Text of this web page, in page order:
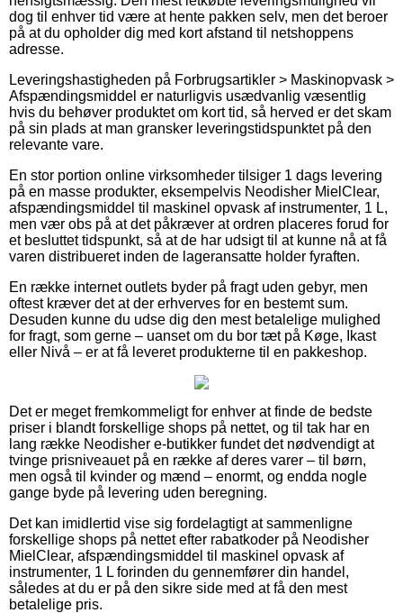
dog til enhver tid være at hente pakken selv, men det beroer
på at du opholder dig med kort afstand til netshoppens
adresse.
Leveringshastigheden på Forbrugsartikler > Maskinopvask >
Afspændingsmiddel er naturligvis usædvanlig væsentlig
hvis du behøver produktet om kort tid, så herved er det skam
på sin plads at man gransker leveringstidspunktet på den
relevante vare.
En stor portion online virksomheder tilsiger 1 dags levering
på en masse produkter, eksempelvis Neodisher MielClear,
afspændingsmiddel til maskinel opvask af instrumenter, 1 L,
men vær obs på at det påkræver at ordren placeres forud for
et besluttet tidspunkt, så at de har udsigt til at kunne nå at få
varen distribueret inden de lageransatte holder fyraften.
En række internet outlets byder på fragt uden gebyr, men
oftest kræver det at der erhverves for en bestemt sum.
Desuden kunne du udse dig den mest betalelige mulighed
for fragt, som gerne – uanset om du bor tæt på Køge, Ikast
eller Nivå – er at få leveret produkterne til en pakkeshop.
Det er meget fremkommeligt for enhver at finde de bedste
priser i blandt forskellige shops på nettet, og til tak har en
lang række Neodisher e-butikker fundet det nødvendigt at
tvinge prisniveauet på en række af deres varer – til børn,
men også til kvinder og mænd – enormt, og endda nogle
gange byde på levering uden beregning.
Det kan imidlertid vise sig fordelagtigt at sammenligne
forskellige shops på nettet efter rabatkoder på Neodisher
MielClear, afspændingsmiddel til maskinel opvask af
instrumenter, 1 L forinden du gennemfører din handel,
således at du er på den sikre side med at få den mest
betalelige pris.